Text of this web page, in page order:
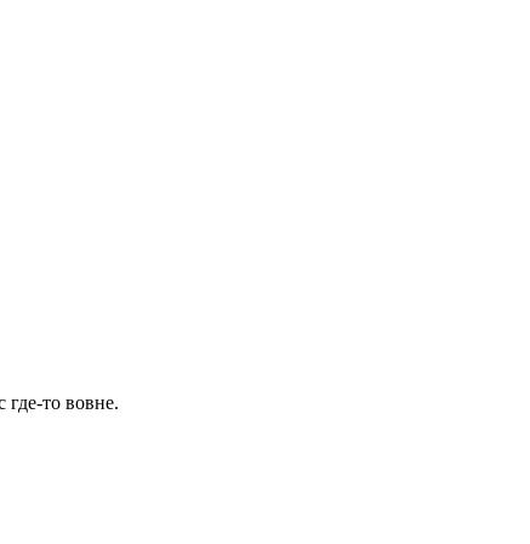
где-то вовне.